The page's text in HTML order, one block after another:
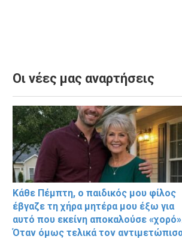
Οι νέες μας αναρτήσεις
Κάθε Πέμπτη, ο παιδικός μου φίλος
έβγαζε τη χήρα μητέρα μου έξω για
αυτό που εκείνη αποκαλούσε
Όταν όμως τελικά τον